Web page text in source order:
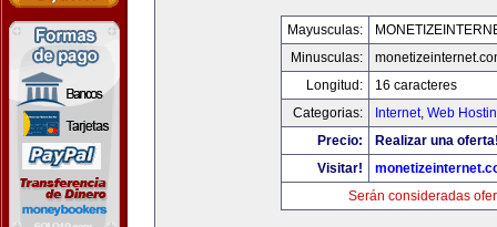
Mayusculas:
Minusculas:
Longitud:
16 caracteres
Categorias:
Internet, Web
Precio:
Realizar una
Visitar!
Serán consideradas